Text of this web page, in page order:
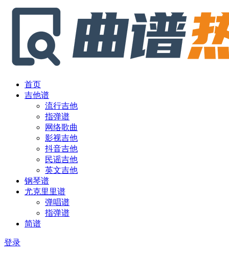
首页
吉他谱
流行吉他
指弹谱
网络歌曲
影视吉他
抖音吉他
民谣吉他
英文吉他
钢琴谱
尤克里里谱
弹唱谱
指弹谱
简谱
登录